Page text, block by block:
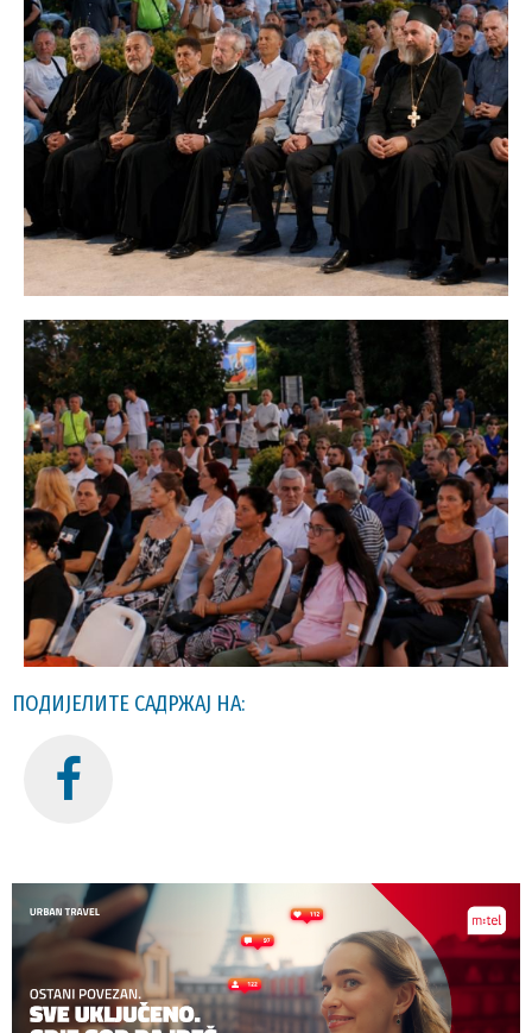
ПОДИЈЕЛИТЕ САДРЖАЈ НА: